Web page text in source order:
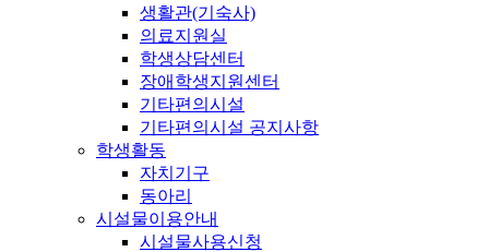
생활관(기숙사)
의료지원실
학생상담센터
장애학생지원센터
기타편의시설
기타편의시설 공지사항
학생활동
자치기구
동아리
시설물이용안내
시설물사용신청